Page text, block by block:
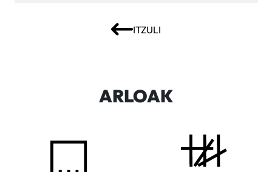
ITZULI
ARLOAK